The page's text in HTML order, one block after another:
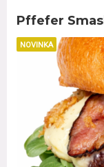
Pffefer
NOVINKA